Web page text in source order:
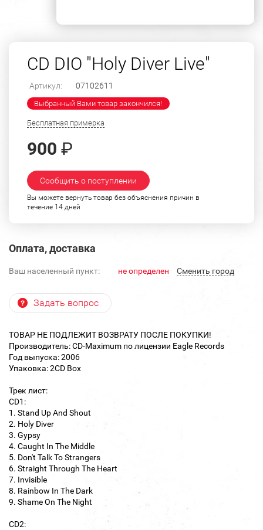
CD DIO "Holy Diver Live"
Артикул: 07102611
Выбранный Вами товар закончился!
Бесплатная примерка
900 ₽
Сообщить о поступлении
Вы можете вернуть товар без объяснения причин в
течение 14 дней
Оплата, доставка
Ваш населенный пункт: не определен Cменить город
Задать вопрос
ТОВАР НЕ ПОДЛЕЖИТ ВОЗВРАТУ ПОСЛЕ ПОКУПКИ!
Производитель: CD-Maximum по лицензии Eagle Records
Год выпуска: 2006
Упаковка: 2CD Box
Трек лист:
CD1:
1. Stand Up And Shout
2. Holy Diver
3. Gypsy
4. Caught In The Middle
5. Don't Talk To Strangers
6. Straight Through The Heart
7. Invisible
8. Rainbow In The Dark
9. Shame On The Night
CD2: